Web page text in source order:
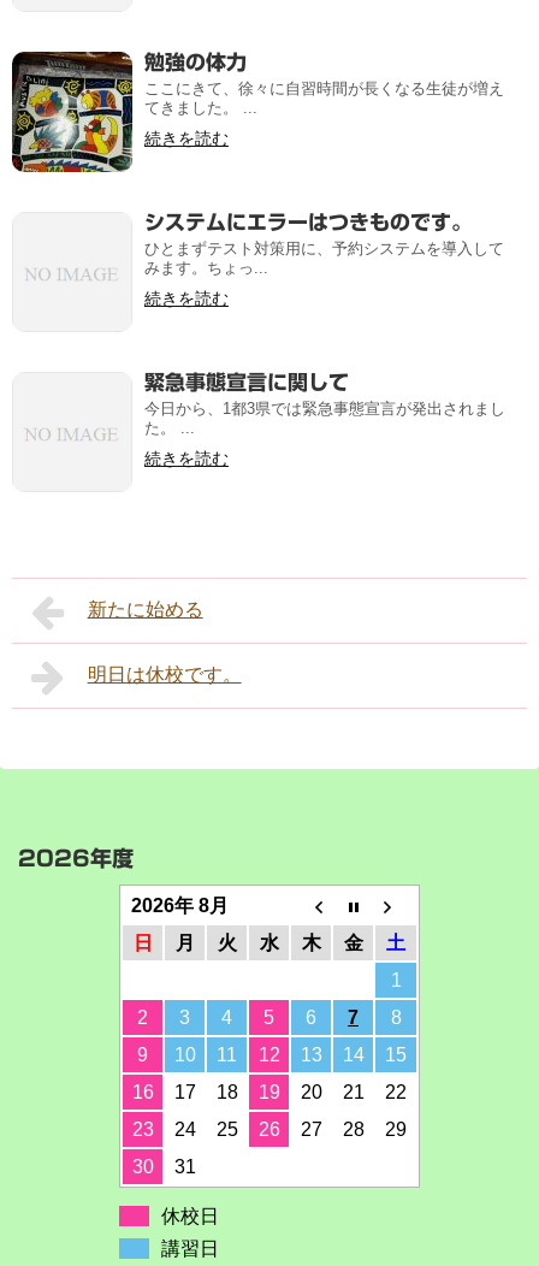
勉強の体力
ここにきて、徐々に自習時間が長くなる生徒が増え
てきました。 ...
続きを読む
システムにエラーはつきものです。
ひとまずテスト対策用に、予約システムを導入して
みます。ちょっ...
続きを読む
緊急事態宣言に関して
今日から、1都3県では緊急事態宣言が発出されまし
た。 ...
続きを読む
新たに始める
明日は休校です。
2026年度
2026年 8月
日
月 火 水 木 金
土
1
2
3 4 5 6 7
8
9
10 11 12 13 14
15
16
17 18 19 20 21
22
23
24 25 26 27 28
29
30
31
休校日
講習日